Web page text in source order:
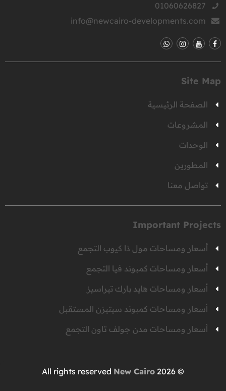
01060626827
info@newcairo-developments.com
Site Map
الصفحة الرئيسية
المشروعات
الوحدات
المطورين
تواصل معنا
Important Projects
أسعار ومساحات مول ذا كيوب التجمع
أسعار ومساحات كمبوند فيا التجمع
أسعار ومساحات هايد بارك تيراسيز
أسعار ومساحات كمبوند سيتيزن المستقبل
أسعار ومساحات مدن جولف تاون التجمع
© 2026 All rights reserved
New Cairo